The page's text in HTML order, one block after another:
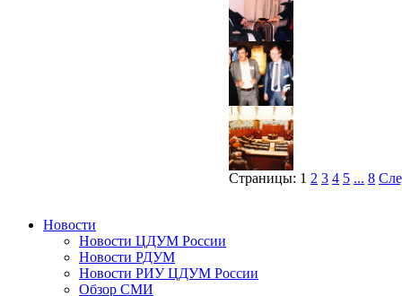
Страницы: 1 2 3 4 5 ... 8
Новости
Новости ЦДУМ России
Новости РДУМ
Новости РИУ ЦДУМ России
Обзор СМИ